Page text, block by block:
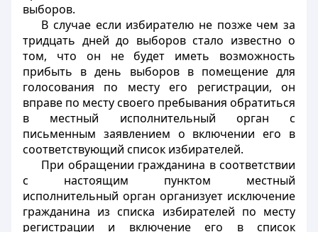
выборов.
В случае если избирателю не позже чем за
тридцать дней до выборов стало известно о
том, что он не будет иметь возможность
прибыть в день выборов в помещение для
голосования по месту его регистрации, он
вправе по месту своего пребывания обратиться
в местный исполнительный орган с
письменным заявлением о включении его в
соответствующий список избирателей.
При обращении гражданина в соответствии
с настоящим пунктом местный
исполнительный орган организует исключение
гражданина из списка избирателей по месту
регистрации и включение его в список